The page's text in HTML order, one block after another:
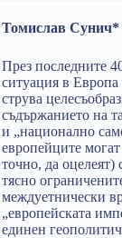
Томислав Сунич*
През последните
ситуация в
струва
съдържанието на
и „национално
европейците
точно, да оцелеят)
тясно
междуетнически
„европейската
единен